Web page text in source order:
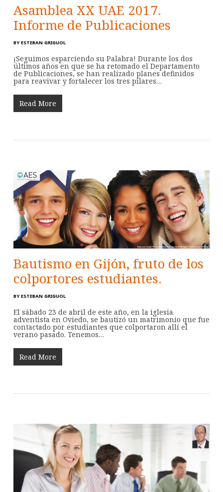
Asamblea XX UAE 2017.
Informe de Publicaciones
BY ESTEBAN GRIGUOL
¡Seguimos esparciendo su Palabra! Durante los dos
últimos años en que se ha retomado el Departamento
de Publicaciones, se han realizado planes definidos
para reavivar y fortalecer los tres pilares…
Read More
Bautismo en Gijón, fruto de los
colportores estudiantes.
BY ESTEBAN GRIGUOL
El sábado 23 de abril de este año, en la iglesia
adventista en Oviedo, se bautizó un matrimonio que fue
contactado por estudiantes que colportaron allí el
verano pasado. Tenemos…
Read More